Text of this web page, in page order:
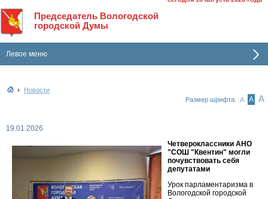
Председатель Вологодской
городской Думы
Левое меню
Новости
Размер шрифта: А А А
19.01.2026
Четвероклассники АНО
"СОШ "Квентин" могли
почувствовать себя
депутатами
Урок парламентаризма в
Вологодской городской